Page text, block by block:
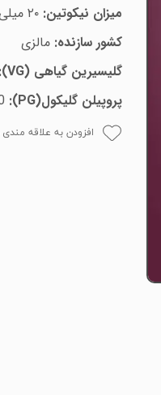
میزان نیکوتین:
کشور سازنده: مالزی
گلیسیرین گیاهی :(VG)
پروپیلن گلیکول(PG
):
افزودن به علاقه مندی